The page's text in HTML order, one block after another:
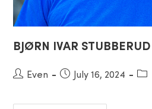
BJØRN IVAR STUBBERUD
PostEven
PostJuly 16, 2024
Post